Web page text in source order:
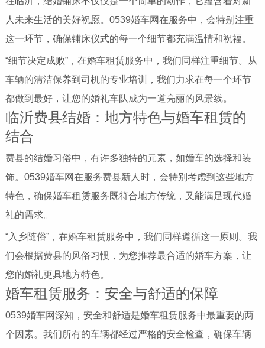
人未来生活的美好祝愿。0539婚车网在服务中，会特别注重
这一环节，确保铺床仪式的每一个细节都充满温情和祝福。
“细节决定成败”，在婚车租赁服务中，我们同样注重细节。从
车辆的清洁保养到司机的专业培训，我们力求在每一个环节
都做到最好，让您的婚礼车队成为一道亮丽的风景线。
临沂费县结婚：地方特色与婚车租赁的
结合
费县的结婚习俗中，有许多独特的元素，如婚车的选择和装
饰。0539婚车网在服务费县新人时，会特别考虑到这些地方
特色，确保婚车租赁服务既符合地方传统，又能满足现代婚
礼的需求。
“入乡随俗”，在婚车租赁服务中，我们同样遵循这一原则。我
们会根据费县的风俗习惯，为您推荐最合适的婚车方案，让
您的婚礼更具地方特色。
婚车租赁服务：安全与舒适的保障
0539婚车网深知，安全和舒适是婚车租赁服务中最重要的两
个因素。我们所有的车辆都经过严格的安全检查，确保车辆